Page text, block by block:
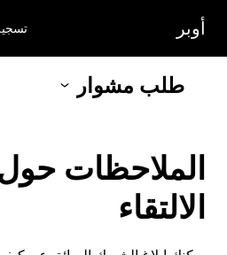
للوصول
المحتوى
أوبر
طلب مشوار
الملاحظات
الالتقاء